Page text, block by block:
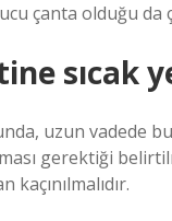
çanta olduğu da
sıcak
uzun vadede
gerektiği